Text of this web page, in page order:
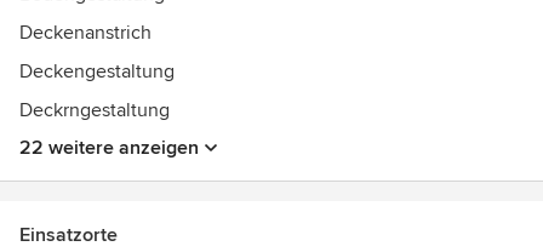
gesamten Polsterbereich.
Wir freuen uns auf Sie!
Auszeichnungen:
Staatlich geprüfter Bodenleger
Deckenanstrich
Deckengestaltung
Deckrngestaltung
22 weitere anzeigen
Einsatzorte